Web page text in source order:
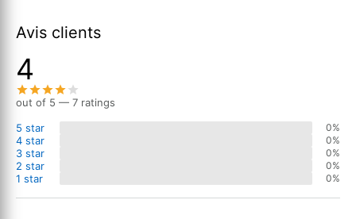
Avis clients
4
out of 5 — 7 ratings
5 star
0%
4 star 0%
3 star 0%
2 star 0%
1 star 0%